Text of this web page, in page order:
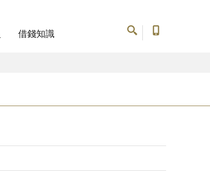
借錢知識